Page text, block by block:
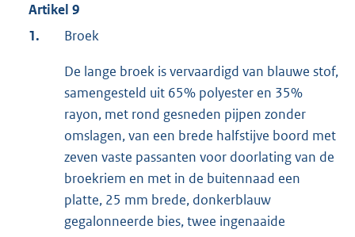
Artikel 9
1.
Broek
De lange broek is vervaardigd van blauwe stof,
samengesteld uit 65% polyester en 35%
rayon, met rond gesneden pijpen zonder
omslagen, van een brede halfstijve boord met
zeven vaste passanten voor doorlating van de
broekriem en met in de buitennaad een
platte, 25 mm brede, donkerblauw
gegalonneerde bies, twee ingenaaide